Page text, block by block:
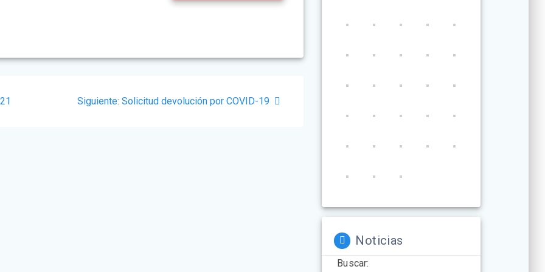
Siguiente: Siguiente
Solicitud devolución por COVID-19
Noticias
Buscar: